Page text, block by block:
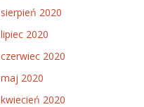
sierpień 2020
lipiec 2020
czerwiec 2020
maj 2020
kwiecień 2020